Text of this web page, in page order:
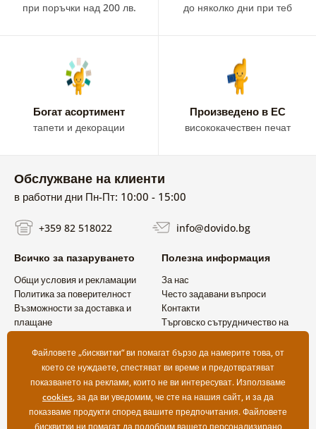
при поръчки над 200 лв. до няколко дни при теб
Богат асортимент
тапети и декорации
Произведено в ЕС
висококачествен печат
Обслужване на клиенти
в работни дни Пн-Пт: 10:00 - 15:00
+359 82 518022 info@dovido.bg
Всичко за пазаруването
Общи условия и рекламации
Политика за поверителност
Възможности за доставка и
плащане
Полезна информация
За нас
Често задавани въпроси
Контакти
Търговско сътрудничество на
Файловете „бисквитки“ ви помагат бързо да намерите това, от
което се нуждаете, спестяват ви време и предотвратяват
показването на реклами, които не ви интересуват. Използваме
cookies, за да ви уведомим, че сте на нашия сайт, и за да
показваме продукти според вашите предпочитания. Файловете
бисквитки ни помагат да подобрим вашето персонализирано